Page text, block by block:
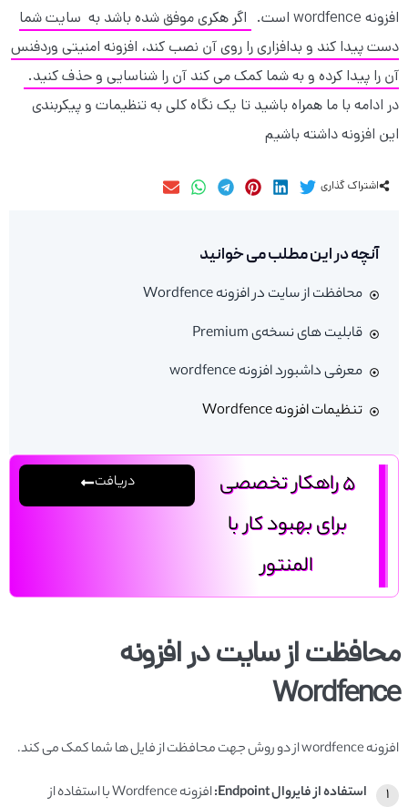
افزونه wordfence است.
اگر هکری موفق شده باشد به سایت شما
دست پیدا کند و بدافزاری را روی آن نصب کند، افزونه امنیتی وردفنس
آن­ را پیدا کرده و به شما کمک می­ کند آن را شناسایی و حذف کنید.
در ادامه با ما همراه باشید تا یک نگاه کلی به تنظیمات و پیکربندی
این افزونه داشته باشیم
اشتراک گذاری
آنچه در این مطلب می خوانید
محافظت از سایت در افزونه Wordfence
قابلیت های نسخه­‌ی Premium
معرفی داشبورد افزونه wordfence
تنظیمات افزونه Wordfence
5 راهکار تخصصی
برای بهبود کار با
المنتور
دریافت
محافظت از سایت در افزونه
Wordfence
افزونه wordfence از دو روش جهت محافظت از فایل ها شما کمک می کند.
استفاده از فایروال Endpoint:
افزونه Wordfence با استفاده از